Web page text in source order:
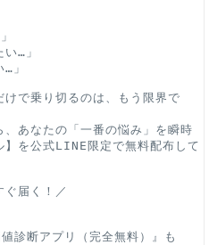
…」
」
で乗り切るのは、もう限界で
あなたの「一番の悩み」を瞬時
】を公式LINE限定で無料配布して
ぐ届く！／
診断アプリ（完全無料）』も